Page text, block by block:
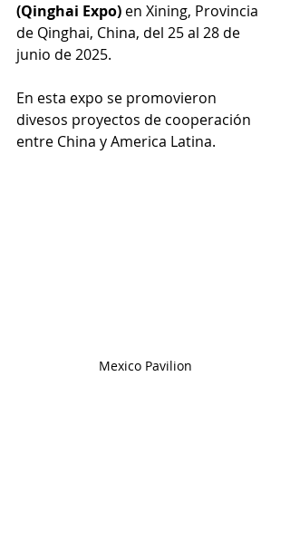
(Qinghai Expo) en Xining, Provincia
de Qinghai, China, del 25 al 28 de
junio de 2025.
En esta expo se promovieron
divesos proyectos de cooperación
entre China y America Latina.
Mexico Pavilion